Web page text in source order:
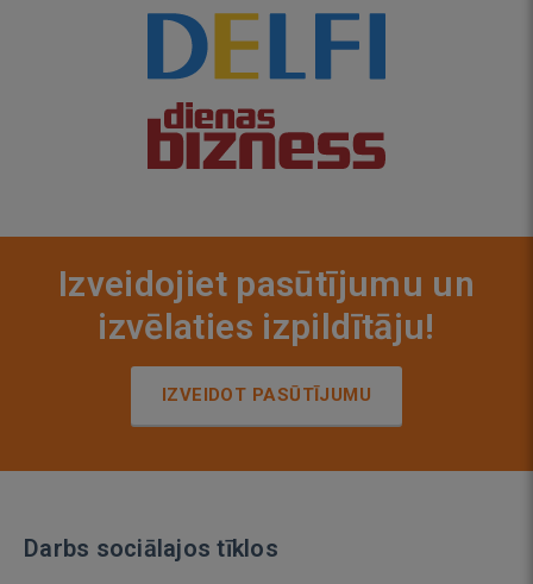
Izveidojiet pasūtījumu un
izvēlaties izpildītāju!
IZVEIDOT PASŪTĪJUMU
Darbs sociālajos tīklos